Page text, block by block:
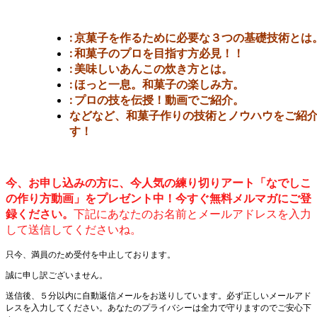
: 京菓子を作るために必要な３つの基礎技術とは
: 和菓子のプロを目指す方必見！！
: 美味しいあんこの炊き方とは。
: ほっと一息。和菓子の楽しみ方。
: プロの技を伝授！動画でご紹介。
などなど、和菓子作りの技術とノウハウをご紹
す！
今、お申し込みの方に、今人気の練り切りアート「なでしこ
の作り方動画」をプレゼント中！今すぐ無料メルマガにご登
録ください。 下記にあなたのお名前とメールアドレスを入力
して送信してくださいね。
只今、満員のため受付を中止しております。
誠に申し訳ございません。
送信後、５分以内に自動返信メールをお送りしています。必ず正しいメールアド
レスを入力してください。あなたのプライバシーは全力で守りますのでご安心下